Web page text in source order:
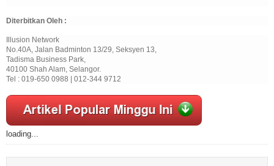
Diterbitkan Oleh :
Illusion Network
No.40A, Jalan Badminton 13/29, Seksyen 13,
Tadisma Business Park,
40100 Shah Alam, Selangor.
Tel : 019-650 0988 | 012-344 9712
loading...